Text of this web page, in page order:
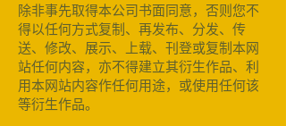
除非事先取得本公司书面同意，否则您不
得以任何方式复制、再发布、分发、传
送、修改、展示、上载、刊登或复制本网
站任何内容，亦不得建立其衍生作品、利
用本网站内容作任何用途，或使用任何该
等衍生作品。